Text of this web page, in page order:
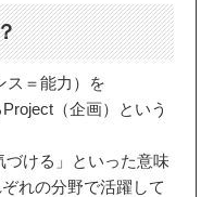
ス＝能力）を
（企画）という
づける」といった意味
れの分野で活躍して